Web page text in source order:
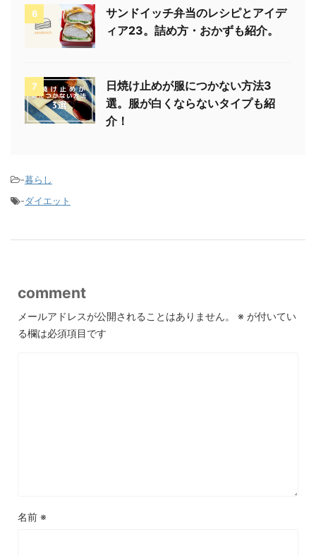
6
サンドイッチ弁当のレシピとアイデ
ィア23。詰め方・おかずも紹介。
7
日焼け止めが服につかない方法3
選。服が白くならないタイプも紹
介！
-暮らし
-ダイエット
comment
メールアドレスが公開されることはありません。 ※ が付いてい
る欄は必須項目です
名前 ※